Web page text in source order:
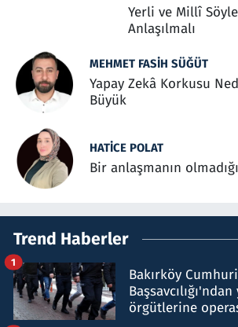
Yerli ve Millî
Anlaşılmalı
MEHMET FASIH SÜĞÜT
Yapay Zekâ Korkusu
Büyük
HATICE POLAT
Bir anlaşmanın
Trend Haberler
Bakırköy
örgütlerine
1